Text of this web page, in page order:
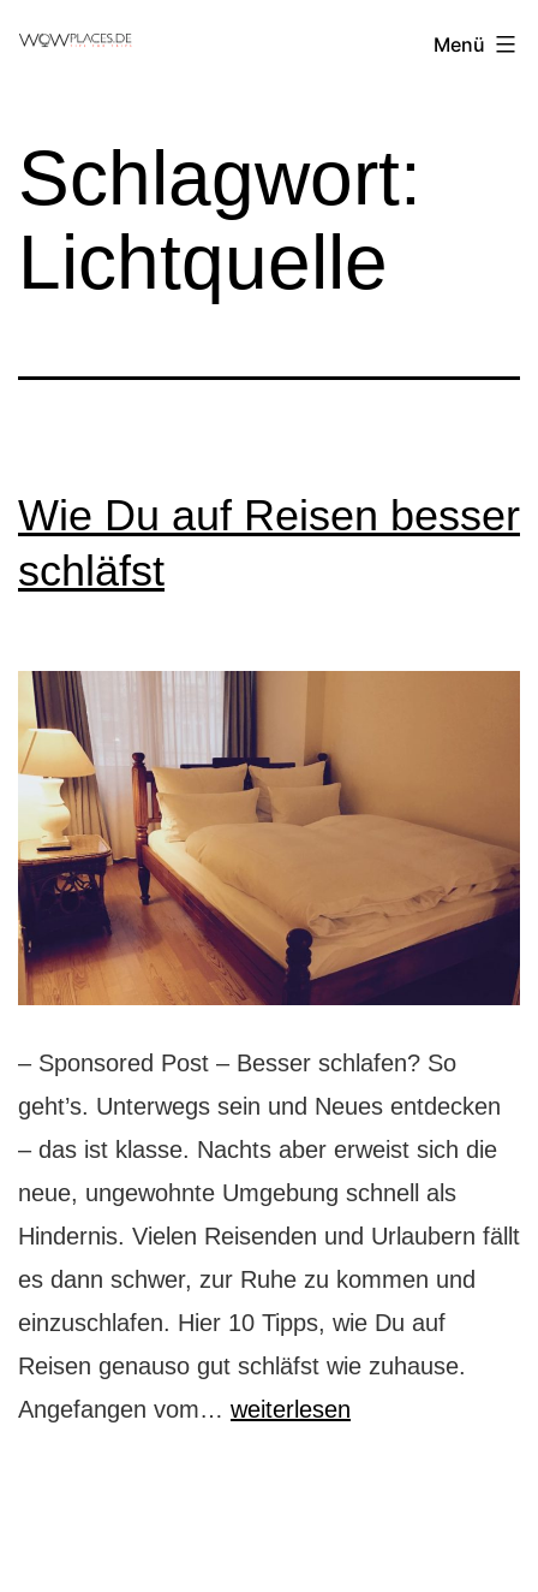
Reiseblog
Menü
Schlagwort:
Lichtquelle
Wie Du auf Reisen besser
schläfst
– Sponsored Post – Besser schlafen? So
geht’s. Unterwegs sein und Neues entdecken
– das ist klasse. Nachts aber erweist sich die
neue, ungewohnte Umgebung schnell als
Hindernis. Vielen Reisenden und Urlaubern fällt
es dann schwer, zur Ruhe zu kommen und
einzuschlafen. Hier 10 Tipps, wie Du auf
Reisen genauso gut schläfst wie zuhause.
Angefangen vom… Wie
weiterlesen